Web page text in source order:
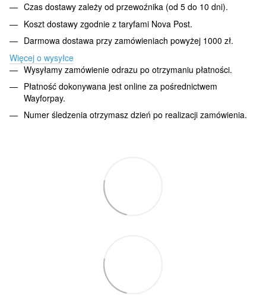
Czas dostawy zależy od przewoźnika (od 5 do 10 dni).
Koszt dostawy zgodnie z taryfami Nova Post.
Darmowa dostawa przy zamówieniach powyżej 1000 zł.
Więcej o wysyłce
Wysyłamy zamówienie odrazu po otrzymaniu płatności.
Płatność dokonywana jest online za pośrednictwem
Wayforpay.
Numer śledzenia otrzymasz dzień po realizacji zamówienia.